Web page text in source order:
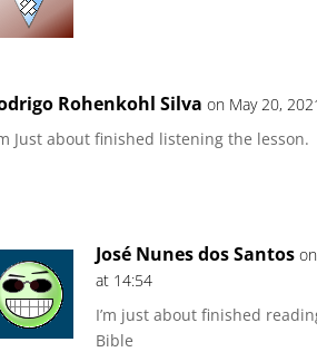
Rohenkohl Silva on May 20,
Just about finished listening the lesson.
José Nunes dos Santos
at 14:54
I’m just about finished
Bible